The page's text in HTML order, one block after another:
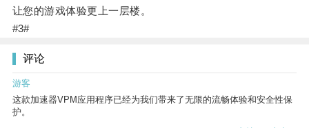
让您的游戏体验更上一层楼。
#3#
评论
游客
这款加速器VPM应用程序已经为我们带来了无限的流畅体验和安全性保
护。